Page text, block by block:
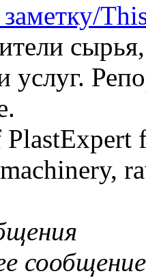
услуг.
сообщение